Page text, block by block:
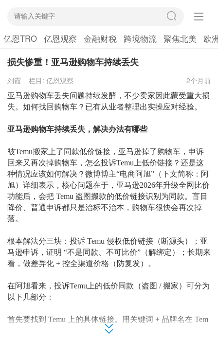
亿恩TRO 亿恩观察 金融财税 跨境物流 聚焦北美 欧
损失惨重！亚马逊购物车持续丢失
刘霞 栏目: 亿恩观察 2个月前
亚马逊购物车丢失问题持续发酵，不少卖家因此蒙受重大损
失。如何找回购物车？已有从业者整理出实操应对经验。
亚马逊购物车持续丢失，解决办法有哪些
被Temu搬家上了同款低价链接，亚马逊掉了购物车，申诉
回来又再次掉购物车，怎么投诉Temu上低价链接？还是这
种情况应该如何解决？微博博主“电商阿旭”（下文简称：阿
旭）详细表示，核心问题在于，亚马逊2026年升级全网比价
功能后，会把 Temu 盗图搬款的低价链接识别为同款。盲目
降价、普通申诉都只是治标不治本，购物车很快会再次掉
落。
根本解法分三块：投诉 Temu 侵权低价链接（断源头）；亚
马逊申诉，证明 “不是同款、不可比价”（解绑定）；长期来
看，做差异化 + 控全渠道价格（防复发）。
在阿旭看来，投诉Temu上的低价同款（盗图 / 搬家）可分为
以下几部分：
首先要找到 Temu 上的具体链接。用关键词 + 品牌名在 Tem
u 搜索；用Google 图片搜亚马逊主图，把 Temu 同图链接全